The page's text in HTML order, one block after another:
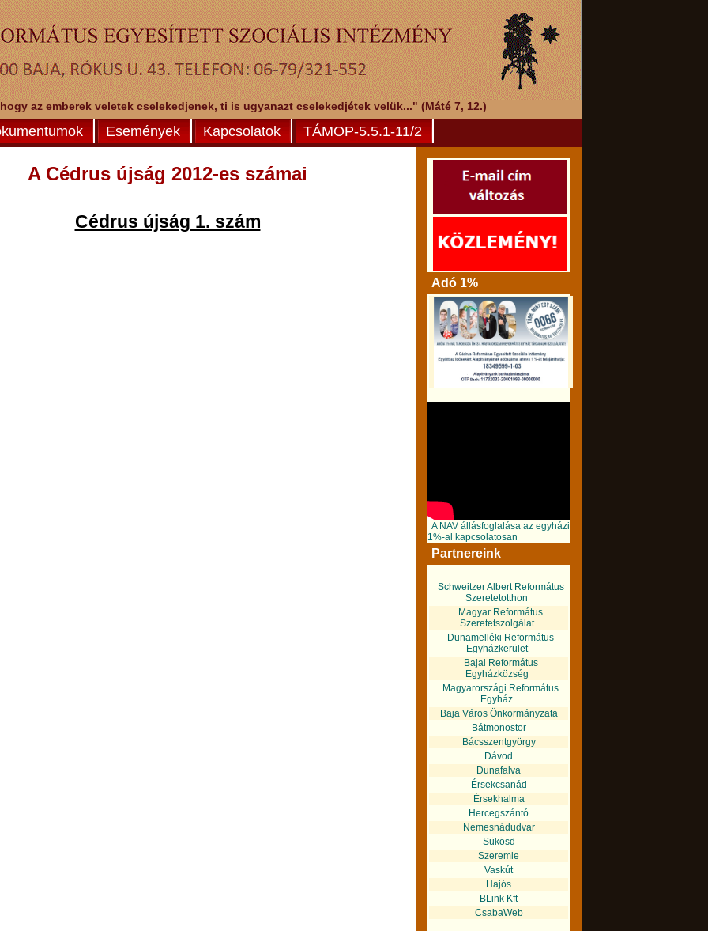
az emberek veletek cselekedjenek, ti is ugyanazt cselekedjétek velük..." (Máté 7, 12.)
Események Kapcsolatok TÁMOP-5.5.1-11/2
A Cédrus újság 2012-es számai
Cédrus újság 1. szám
Adó 1%
A NAV állásfoglalása az egyházi
1%-al kapcsolatosan
Partnereink
Schweitzer Albert Református
Szeretetotthon
Magyar Református
Szeretetszolgálat
Dunamelléki Református
Egyházkerület
Bajai Református
Egyházközség
Magyarországi Református
Egyház
Baja Város Önkormányzata
Bátmonostor
Bácsszentgyörgy
Dávod
Dunafalva
Érsekcsanád
Érsekhalma
Hercegszántó
Nemesnádudvar
Sükösd
Szeremle
Vaskút
Hajós
BLink Kft
CsabaWeb